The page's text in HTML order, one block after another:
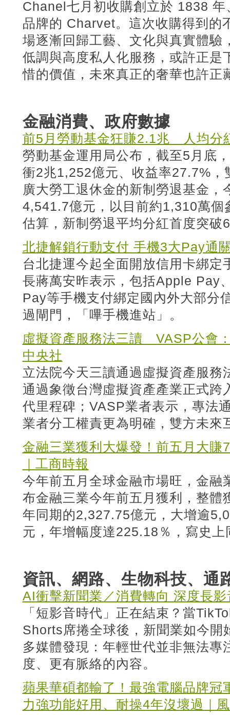
Chanel七月初收購創立於 1838
品牌的 Charvet。這次收購得到的
場逐漸回歸工藝、文化與真實體
低調與高度私人化服務，或許正是
惜的價值，未來真正的奢華也許正
金融消費、政府數據
前5月勞動基金狂賺2.1兆 人均分
勞動基金運用局公布，截至5月底
衝2兆1,252億元、收益率27.7%，
廣大勞工退休金的新制勞退基金，
4,541.7億元，以目前約1,310萬個
估算，新制勞退平均分紅首度突破
北捷解鎖行動支付 手機3大Pay通
台北捷運今起全面開放信用卡綁定
長蔣萬安昨表示，包括Apple Pay
Pay等手機支付綁定國內外大部分
過閘門，「嗶手機進站」。
虛擬資產服務法三讀 VASP公會
中央社
立法院今天三讀通過虛擬資產服務
通過象徵台灣虛擬資產產業正式跨
代里程碑；VASP業者表示，專法
業者分工權責更為明確，雙方未來
金融三業獲利大爆發！前五月大
｜工商時報
今年前五月全球金融市場旺，金融
布金融三業今年前五月獲利，整
年同期的2,327.75億元，大增逾
元，年增幅度達225.18％，寫史上
資訊、網路、生物科技、通
AI衝擊新聞業／消費轉向 深度長
「短影音時代」正在結束？當
Shorts席捲全球後，新聞業如今開
多媒體發現：年輕世代並非無法專
度、更有脈絡的內容。
蘋果華碩都輸了！最強電腦品牌冠
力強功能好用、耐操4年沒壞過｜